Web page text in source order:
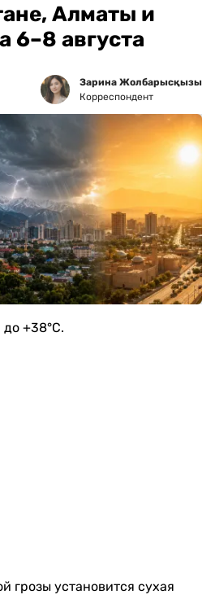
Алматы и
6–8 августа
Зарина Жолбарысқызы
Корреспондент
+38°C.
грозы установится сухая